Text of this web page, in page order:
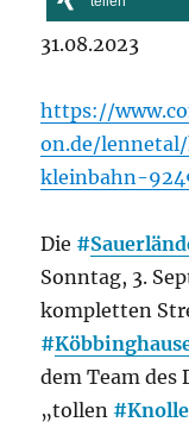
31.08.2023
https://
on.de/
kleinbahn-
Die #
Sonntag, 3.
kompletten
#
dem Team des
„tollen #